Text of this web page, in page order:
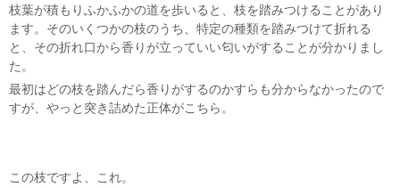
枝葉が積もりふかふかの道を歩いると、枝を踏みつけることがあり
ます。そのいくつかの枝のうち、特定の種類を踏みつけて折れる
と、その折れ口から香りが立っていい匂いがすることが分かりまし
た。
最初はどの枝を踏んだら香りがするのかすらも分からなかったので
すが、やっと突き詰めた正体がこちら。
この枝ですよ、これ。